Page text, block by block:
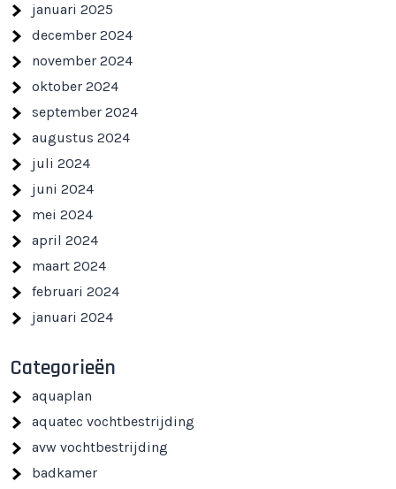
januari 2025
december 2024
november 2024
oktober 2024
september 2024
augustus 2024
juli 2024
juni 2024
mei 2024
april 2024
maart 2024
februari 2024
januari 2024
Categorieën
aquaplan
aquatec vochtbestrijding
avw vochtbestrijding
badkamer